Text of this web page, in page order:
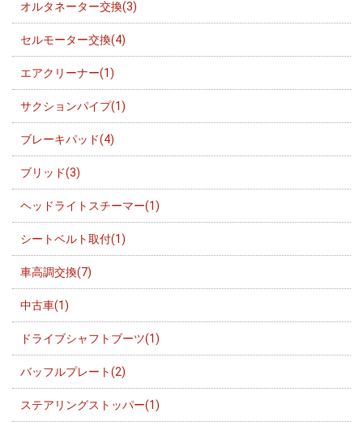
オルタネーター交換(3)
セルモーター交換(4)
エアクリーナー(1)
サクションパイプ(1)
ブレーキパッド(4)
ブリッド(3)
ヘッドライトスチーマー(1)
シートベルト取付(1)
車高調交換(7)
中古車(1)
ドライブシャフトブーツ(1)
バッフルプレート(2)
ステアリングストッパー(1)